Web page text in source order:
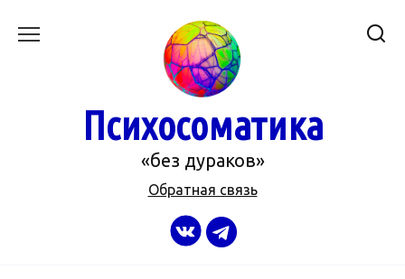
Психосоматика
«без дураков»
Обратная связь